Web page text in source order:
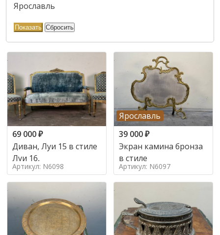
Ярославль
69 000₽
Диван, Луи 15 в стиле
Луи 16,
Артикул: N6098
Ярославль
39 000₽
Экран камина бронза
в стиле
Артикул: N6097